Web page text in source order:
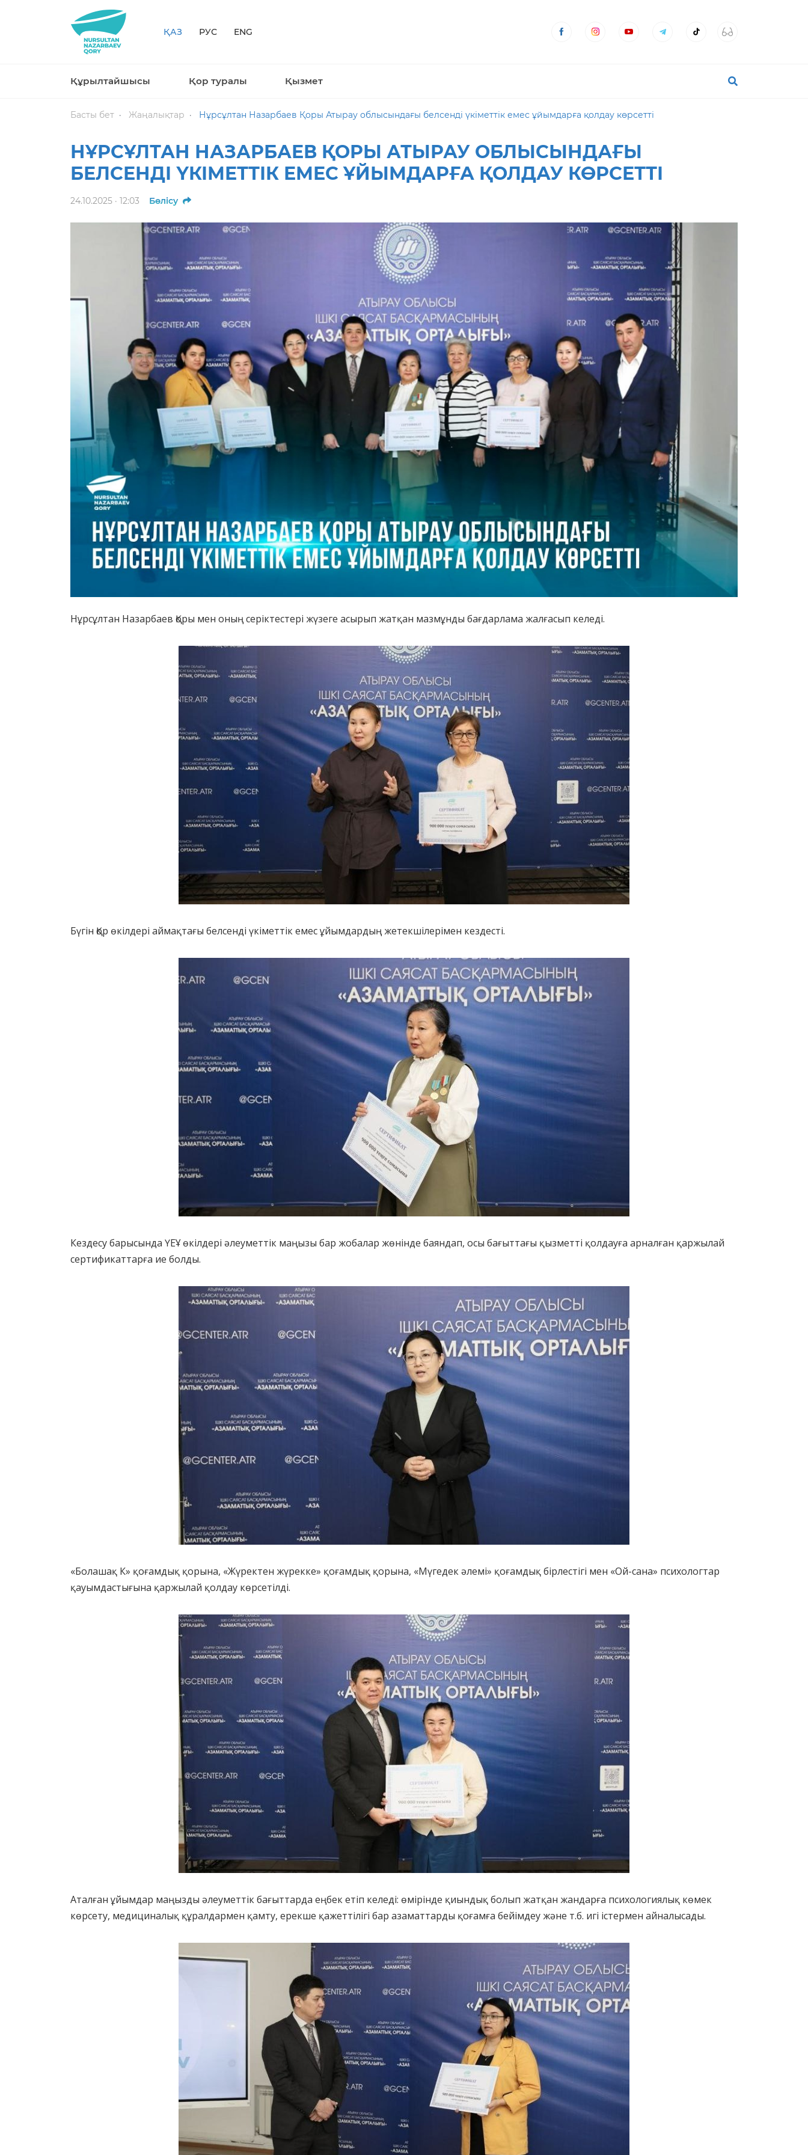
ҚАЗ РУС ENG
Құрылтайшысы Қор туралы Қызмет
Басты бет Жаңалықтар Нұрсұлтан Назарбаев Қоры Атырау облысындағы белсенді үкіметтік емес ұйымдарға қолдау көрсетті
НҰРСҰЛТАН НАЗАРБАЕВ ҚОРЫ АТЫРАУ ОБЛЫСЫНДАҒЫ
БЕЛСЕНДІ ҮКІМЕТТІК ЕМЕС ҰЙЫМДАРҒА ҚОЛДАУ КӨРСЕТТІ
24.10.2025 · 12:03 Бөлісу
Нұрсұлтан Назарбаев Қоры мен оның серіктестері жүзеге асырып жатқан мазмұнды бағдарлама жалғасып келеді.
Бүгін Қор өкілдері аймақтағы белсенді үкіметтік емес ұйымдардың жетекшілерімен кездесті.
Кездесу барысында ҮЕҰ өкілдері әлеуметтік маңызы бар жобалар жөнінде баяндап, осы бағыттағы қызметті қолдауға арналған қаржылай
сертификаттарға ие болды.
«Болашақ К» қоғамдық қорына, «Жүректен жүрекке» қоғамдық қорына, «Мүгедек әлемі» қоғамдық бірлестігі мен «Ой-сана» психологтар
қауымдастығына қаржылай қолдау көрсетілді.
Аталған ұйымдар маңызды әлеуметтік бағыттарда еңбек етіп келеді: өмірінде қиындық болып жатқан жандарға психологиялық көмек
көрсету, медициналық құралдармен қамту, ерекше қажеттілігі бар азаматтарды қоғамға бейімдеу және т.б. игі істермен айналысады.